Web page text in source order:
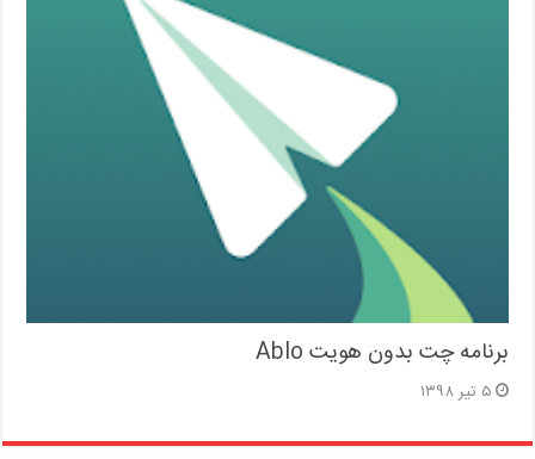
برنامه چت بدون هویت Ablo
۵ تیر ۱۳۹۸